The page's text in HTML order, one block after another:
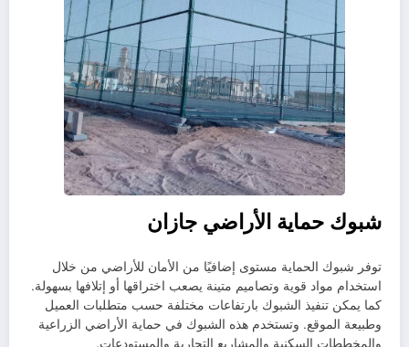
شبوك حماية الأراضي جازان
توفر شبوك الحماية مستوى إضافيًا من الأمان للأراضي من خلال
استخدام مواد قوية وتصاميم متينة يصعب اختراقها أو إتلافها بسهولة.
كما يمكن تنفيذ الشبوك بارتفاعات مختلفة حسب متطلبات العميل
وطبيعة الموقع. وتستخدم هذه الشبوك في حماية الأراضي الزراعية
والمخططات السكنية والمشاريع التجارية والمستودعات.